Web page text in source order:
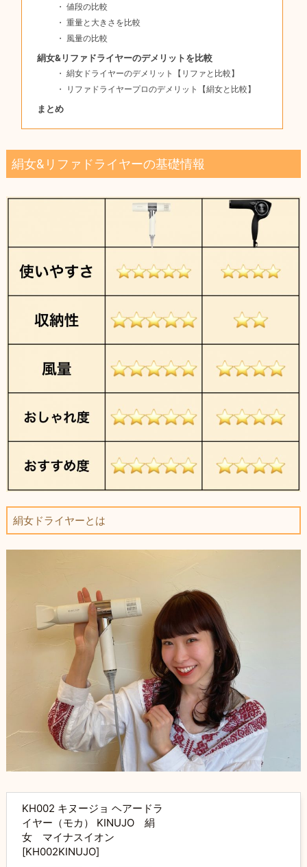
値段の比較
重量と大きさを比較
風量の比較
絹女&リファドライヤーのデメリットを比較
絹女ドライヤーのデメリット【リファと比較】
リファドライヤープロのデメリット【絹女と比較】
まとめ
絹女&リファドライヤーの基礎情報
絹女ドライヤーとは
KH002 キヌージョ ヘアードラ
イヤー（モカ） KINUJO 絹
女 マイナスイオン
[KH002KINUJO]